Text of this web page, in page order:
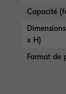
Capacité
x H)
Format de